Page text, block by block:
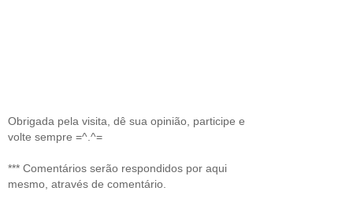
Obrigada pela visita, dê sua opinião, participe e
volte sempre =^.^=
*** Comentários serão respondidos por aqui
mesmo, através de comentário.